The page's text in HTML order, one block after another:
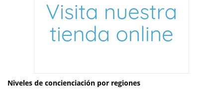
Niveles de concienciación por regiones